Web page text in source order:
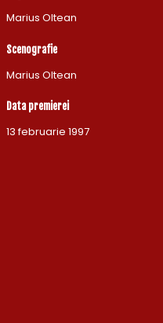
Marius Oltean
Scenografie
Marius Oltean
Data premierei
13 februarie 1997